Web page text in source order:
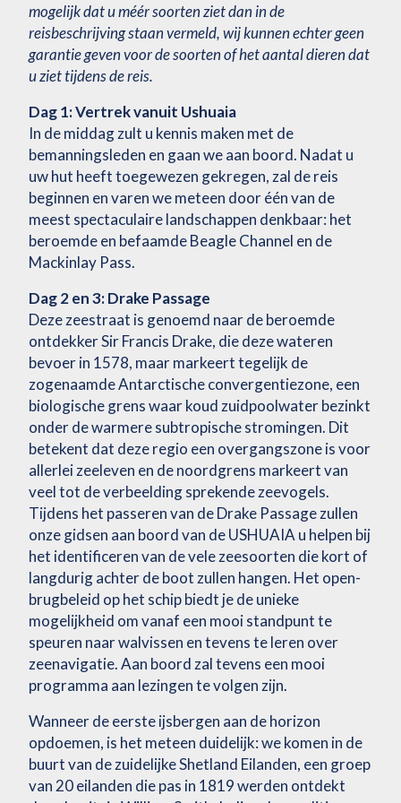
mogelijk dat u méér soorten ziet dan in de
reisbeschrijving staan vermeld, wij kunnen echter geen
garantie geven voor de soorten of het aantal dieren dat
u ziet tijdens de reis.
Dag 1: Vertrek vanuit Ushuaia
In de middag zult u kennis maken met de
bemanningsleden en gaan we aan boord. Nadat u
uw hut heeft toegewezen gekregen, zal de reis
beginnen en varen we meteen door één van de
meest spectaculaire landschappen denkbaar: het
beroemde en befaamde Beagle Channel en de
Mackinlay Pass.
Dag 2 en 3: Drake Passage
Deze zeestraat is genoemd naar de beroemde
ontdekker Sir Francis Drake, die deze wateren
bevoer in 1578, maar markeert tegelijk de
zogenaamde Antarctische convergentiezone, een
biologische grens waar koud zuidpoolwater bezinkt
onder de warmere subtropische stromingen. Dit
betekent dat deze regio een overgangszone is voor
allerlei zeeleven en de noordgrens markeert van
veel tot de verbeelding sprekende zeevogels.
Tijdens het passeren van de Drake Passage zullen
onze gidsen aan boord van de USHUAIA u helpen bij
het identificeren van de vele zeesoorten die kort of
langdurig achter de boot zullen hangen. Het open-
brugbeleid op het schip biedt je de unieke
mogelijkheid om vanaf een mooi standpunt te
speuren naar walvissen en tevens te leren over
zeenavigatie. Aan boord zal tevens een mooi
programma aan lezingen te volgen zijn.
Wanneer de eerste ijsbergen aan de horizon
opdoemen, is het meteen duidelijk: we komen in de
buurt van de zuidelijke Shetland Eilanden, een groep
van 20 eilanden die pas in 1819 werden ontdekt